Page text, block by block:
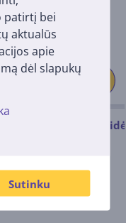
patirtį bei
aktualūs
apie
dėl slapukų
Sutinku
600, juoda - Belaidė